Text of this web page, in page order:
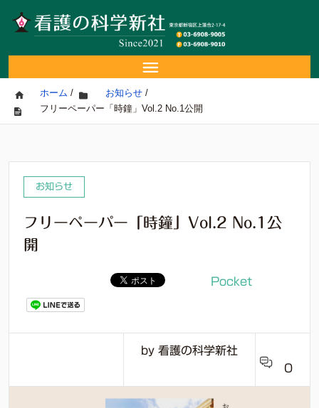
ホーム / お知らせ/
フリーペーパー「時鐘」Vol.2 No.1公開
お知らせ
フリーペーパー「時鐘」Vol.2 No.1公
開
Pocket
by 看護の科学新社
0